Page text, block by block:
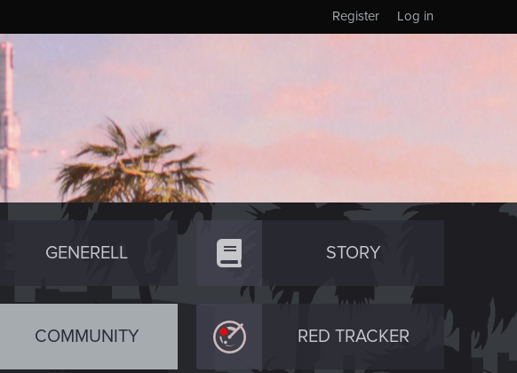
Log in
Register
GENERELL STORY
COMMUNITY RED TRACKER